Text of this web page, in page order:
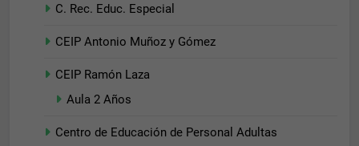
C. Rec. Educ. Especial
CEIP Antonio Muñoz y Gómez
CEIP Ramón Laza
Aula 2 Años
Centro de Educación de Personal Adultas
mejorar la